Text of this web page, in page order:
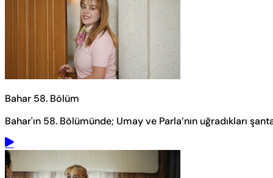
Bahar 58. Bölüm
Bahar'ın 58. Bölümünde; Umay ve Parla’nın uğradıkları